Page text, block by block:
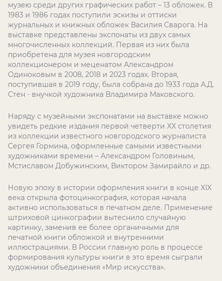
музею среди других графических работ – 13 обложек. В
1983 и 1986 годах поступили эскизы и оттиски
журнальных и книжных обложек Василия Сварога. На
выставке представлены экспонаты из двух самых
многочисленных коллекций. Первая из них была
приобретена для музея новгородским
коллекционером и меценатом Александром
Одиноковым в 2008, 2018 и 2023 годах. Вторая,
поступившая в 2019 году, была собрана до 1933 года А.Д.
Стен - внучкой художника Владимира Маковского.
Наряду с музейными экспонатами на выставке можно
увидеть редкие издания первой четверти XX столетия
из коллекции известного новгородского журналиста
Сергея Гормина, оформленные самыми известными
художниками времени – Александром Головиным,
Мстиславом Добужинским, Виктором Замирайло и др.
Новую эпоху в истории оформления книги в конце XIX
века открыла фотоцинкография, которая начала
активно использоваться в печатном деле. Применение
штриховой цинкографии вытеснило случайную
картинку, заменив ее более органичными для
печатной книги обложкой и внутренними
иллюстрациями. В России главную роль в процессе
формирования культуры книги в это время сыграли
художники объединения «Мир искусства».